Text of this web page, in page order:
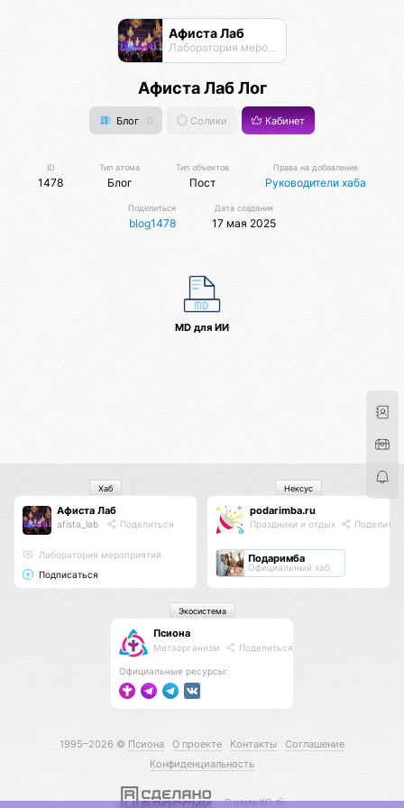
Афиста Лаб
Лаборатория мероприятий
Афиста Лаб Лог
Блог 0 Солики Кабинет
ID
1478
Тип атома
Блог
Тип объектов
Пост
Права на добавление
Руководители хаба
Поделиться
blog1478
Дата создания
17 мая 2025
MD для ИИ
Афиста Лаб
afista_lab Поделиться
Лаборатория мероприятий
Подписаться
Хаб
podarimba.ru
Праздники и отдых
Подаримба
Официальный хаб
Нексус
Псиона
Метаорганизм Поделиться
Официальные ресурсы:
Экосистема
1995–2026 © Псиона О проекте Контакты
Соглашение
Конфиденциальность
С нами КО 🕉️